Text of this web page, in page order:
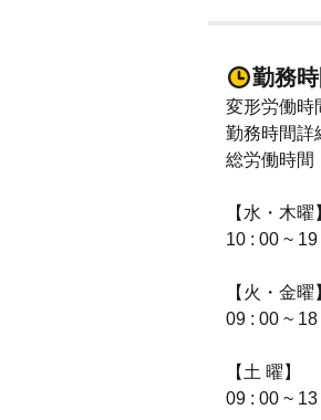
勤務時
変形労働時
勤務時間詳
総労働時間
【水・木曜
10 : 00 ~
【火・金曜
09 : 00 ~
【土 曜】
09 : 00 ~ 13